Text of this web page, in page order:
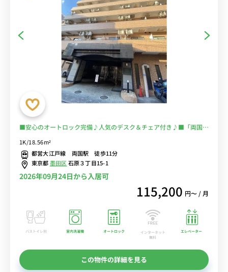
■安心のオートロック完備♪人気のデスク＆チェア付き♪■「両国」
ンタル中！
1K/18.56m²
都営大江戸線 両国駅 徒歩11分
東京都墨田区石原３丁目15-1
2026年09月24日から入居可
115,200 円〜 / 月
バストイレ別 室内洗濯機 オートロック
インターネット
無料
エレベーター
この物件の詳細を見る